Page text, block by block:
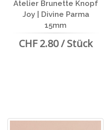
Atelier Brunette Knopf
Joy | Divine Parma
15mm
CHF 2.80 / Stück